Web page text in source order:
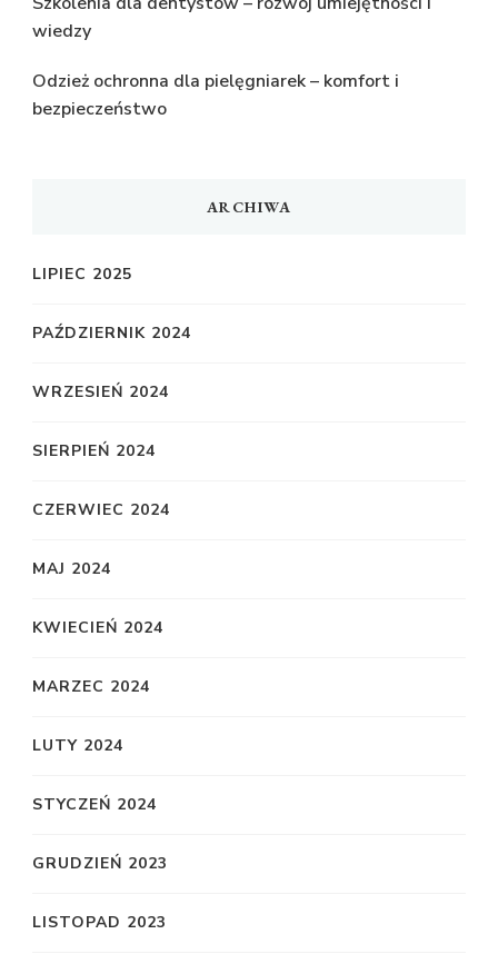
wiedzy
Odzież ochronna dla pielęgniarek – komfort i
bezpieczeństwo
ARCHIWA
LIPIEC 2025
PAŹDZIERNIK 2024
WRZESIEŃ 2024
SIERPIEŃ 2024
CZERWIEC 2024
MAJ 2024
KWIECIEŃ 2024
MARZEC 2024
LUTY 2024
STYCZEŃ 2024
GRUDZIEŃ 2023
LISTOPAD 2023